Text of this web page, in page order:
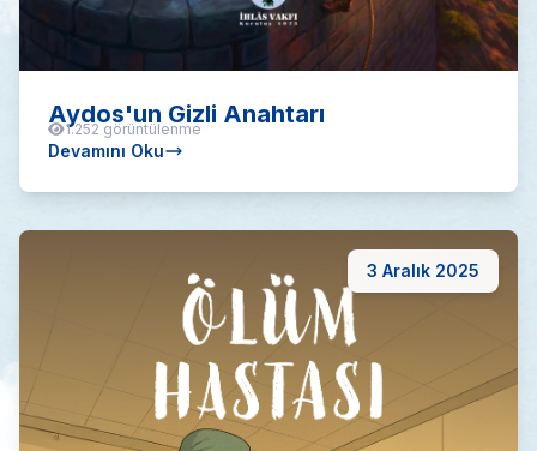
Aydos'un Gizli Anahtarı
1.252 görüntülenme
Devamını Oku
3 Aralık 2025